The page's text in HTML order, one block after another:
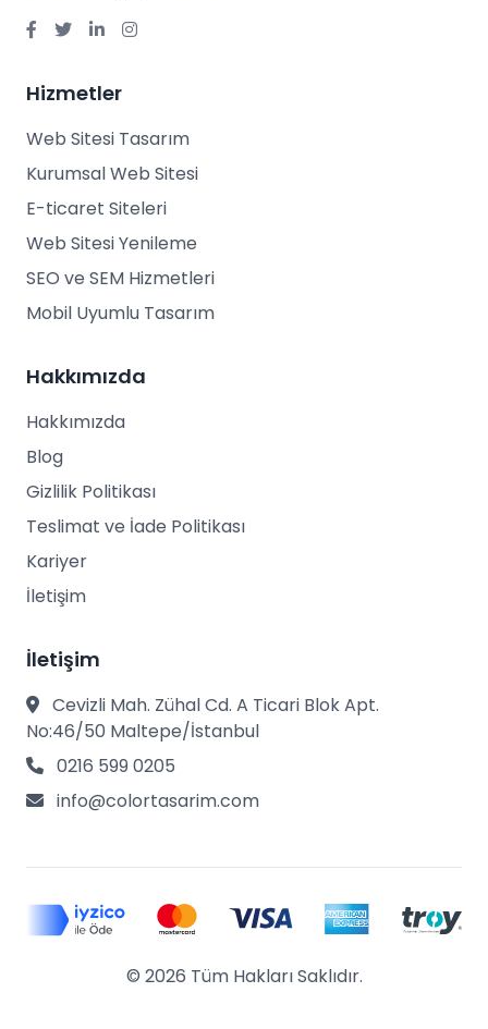
Hizmetler
Web Sitesi Tasarım
Kurumsal Web Sitesi
E-ticaret Siteleri
Web Sitesi Yenileme
SEO ve SEM Hizmetleri
Mobil Uyumlu Tasarım
Hakkımızda
Hakkımızda
Blog
Gizlilik Politikası
Teslimat ve İade Politikası
Kariyer
İletişim
İletişim
Cevizli Mah. Zühal Cd. A Ticari Blok Apt.
No:46/50 Maltepe/İstanbul
0216 599 0205
info@colortasarim.com
© 2026 Tüm Hakları Saklıdır.